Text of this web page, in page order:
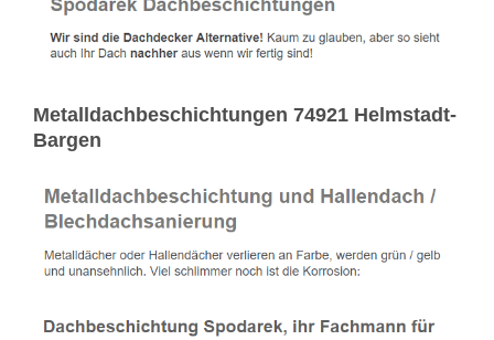
Metalldachbeschichtungen 74921 Helmstadt-
Bargen